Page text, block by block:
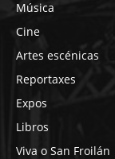
Música
Cine
Artes escénicas
Reportaxes
Expos
Libros
Viva o San Froilán